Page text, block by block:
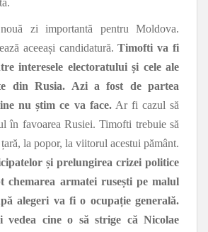
zi importantă pentru Moldova.
aceeași candidatură.Timofti va fi
interesele electoratului și cele ale
din Rusia. Azi a fost de partea
nu știm ce va face.Ar fi cazul să
în favoarea Rusiei. Timofti trebuie să
țară, la popor, la viitorul acestui pământ.
și prelungirea crizei politice
chemarea armatei rusești pe malul
alegeri va fi o ocupație generală.
vedea cine o să strige că Nicolae